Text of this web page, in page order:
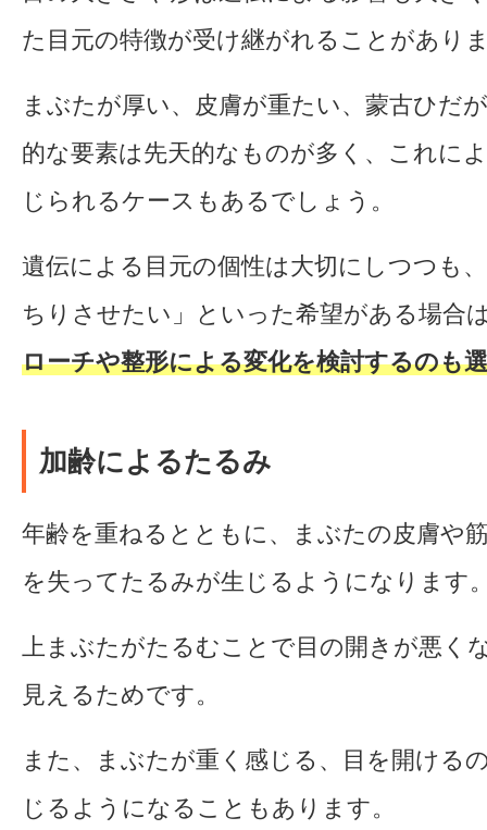
た目元の特徴が受け継がれることがあり
まぶたが厚い、皮膚が重たい、蒙古ひだ
的な要素は先天的なものが多く、これに
じられるケースもあるでしょう。
遺伝による目元の個性は大切にしつつも
ちりさせたい」といった希望がある場合
ローチや整形による変化を検討するのも
加齢によるたるみ
年齢を重ねるとともに、まぶたの皮膚や
を失ってたるみが生じるようになります
上まぶたがたるむことで目の開きが悪く
見えるためです。
また、まぶたが重く感じる、目を開ける
じるようになることもあります。